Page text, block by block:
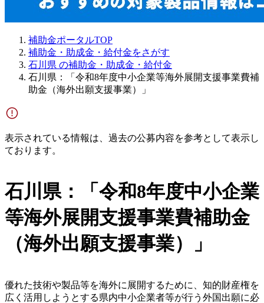
補助金ポータルTOP
補助金・助成金・給付金をさがす
石川県 の補助金・助成金・給付金
石川県：「令和8年度中小企業等海外展開支援事業費補
助金（海外出願支援事業）」
表示されている情報は、過去の公募内容を参考として表示し
ております。
石川県：「令和8年度中小企業
等海外展開支援事業費補助金
（海外出願支援事業）」
優れた技術や製品等を海外に展開するために、知的財産権を
広く活用しようとする県内中小企業者等が行う外国出願に必